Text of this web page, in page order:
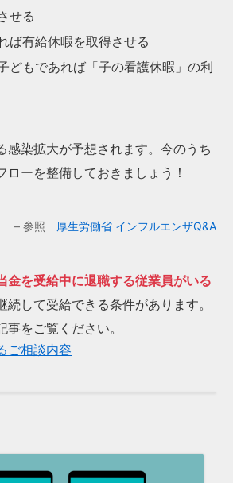
せる
ば有給休暇を取得させる
どもであれば「子の看護休暇」の利
感染拡大が予想されます。今のうち
ローを整備しておきましょう！
– 参照 厚生労働省 インフルエンザQ&A
金を受給中に退職する従業員がいる
続して受給できる条件があります。
をご覧ください。
ご相談内容